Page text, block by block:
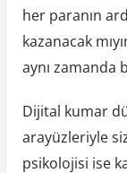
her paranın
kazanacak
aynı zamanda
Dijital kumar
arayüzleriyle
psikolojisi ise